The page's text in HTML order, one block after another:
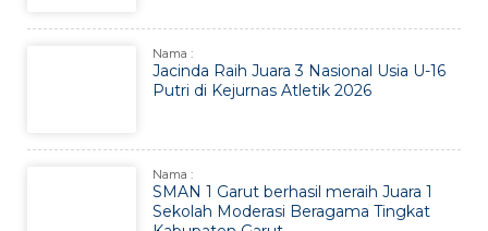
Nama :
Jacinda Raih Juara 3 Nasional Usia U-16
Putri di Kejurnas Atletik 2026
Nama :
SMAN 1 Garut berhasil meraih Juara 1
Sekolah Moderasi Beragama Tingkat